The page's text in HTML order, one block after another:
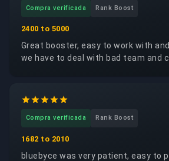
Compra verificada Rank Boost
2400 to 5000
Great booster, easy to work with
we have to deal with bad team and
Compra verificada Rank Boost
1682 to 2010
bluebyce was very patient, easy to